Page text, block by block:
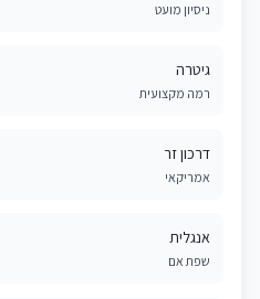
ניסיון מועט
גיטרה
רמה מקצועית
דרכון זר
אמריקאי
אנגלית
שפת אם